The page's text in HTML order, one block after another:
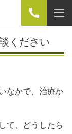
ください
なかで、治療か
て、どうしたら